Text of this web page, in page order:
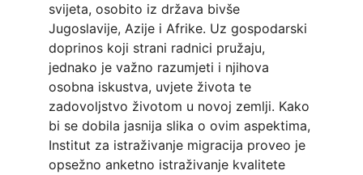
svijeta, osobito iz država bivše
Jugoslavije, Azije i Afrike. Uz gospodarski
doprinos koji strani radnici pružaju,
jednako je važno razumjeti i njihova
osobna iskustva, uvjete života te
zadovoljstvo životom u novoj zemlji. Kako
bi se dobila jasnija slika o ovim aspektima,
Institut za istraživanje migracija proveo je
opsežno anketno istraživanje kvalitete